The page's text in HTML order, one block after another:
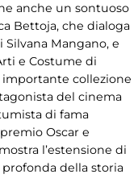
anche un sontuoso
Bettoja, che dialoga
Mangano, e
e Costume di
collezione
del cinema
di fama
Oscar e
l’estensione di
della storia